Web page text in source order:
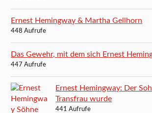
Ernest Hemingway & Martha Gellhorn
448 Aufrufe
Das Gewehr, mit dem sich Ernest
447 Aufrufe
Ernest Hemingway: Der
Transfrau wurde
441 Aufrufe